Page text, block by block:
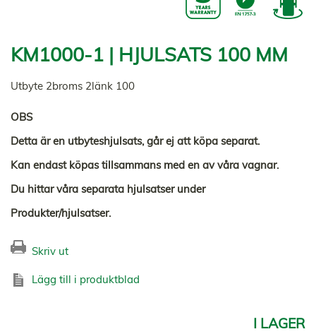
KM1000-1 | HJULSATS 100 MM
Utbyte 2broms 2länk 100
OBS
Detta är en utbyteshjulsats, går ej att köpa separat.
Kan endast köpas tillsammans med en av våra vagnar.
Du hittar våra separata hjulsatser under
Produkter/hjulsatser.
Skriv ut
Lägg till i produktblad
I LAGER